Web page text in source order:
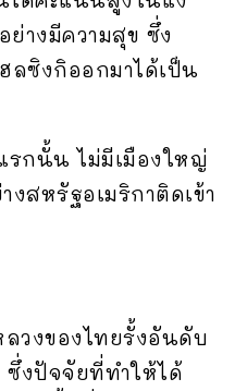
ย่างมีความสุข ซึ่ง
ลซิงกิออกมาได้เป็น
กนั้น ไม่มีเมืองใหญ่
งสหรัฐอเมริกาติดเข้า
วงของไทยรั้งอันดับ
งปัจจัยที่ทำให้ได้